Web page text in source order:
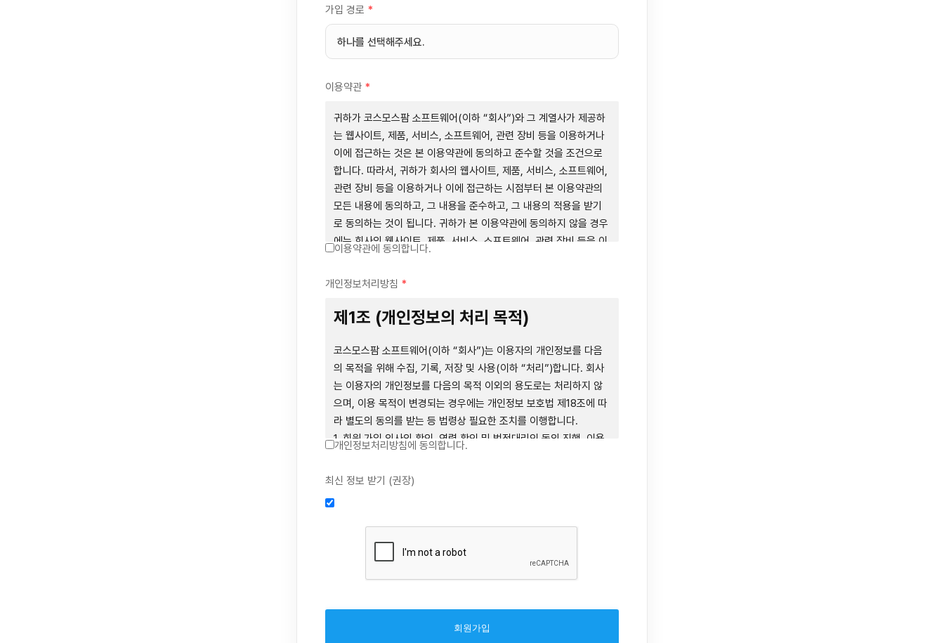
가입 경로 *
이용약관 *
귀하가 코스모스팜 소프트웨어(이하 “회사”)와 그 계열사가 제공하
는 웹사이트, 제품, 서비스, 소프트웨어, 관련 장비 등을 이용하거나
이에 접근하는 것은 본 이용약관에 동의하고 준수할 것을 조건으로
합니다. 따라서, 귀하가 회사의 웹사이트, 제품, 서비스, 소프트웨어,
관련 장비 등을 이용하거나 이에 접근하는 시점부터 본 이용약관의
모든 내용에 동의하고, 그 내용을 준수하고, 그 내용의 적용을 받기
로 동의하는 것이 됩니다. 귀하가 본 이용약관에 동의하지 않을 경우
에는 회사의 웹사이트, 제품, 서비스, 소프트웨어, 관련 장비 등을 이
서비스 사용 전에 본 이용약관의 내용을 주의 깊게 읽으시기 바랍니
제1장 총칙
제1조 (목적)
본 약관은 코스모스팜 소프트웨어(이하 “회사”)가 데스크톱용, 랩탑
을 통하여 제공하는 "사이드톡" 서비스와 관련하여 회사와 이용자
간의 권리와 의무, 책임사항 및 이용자의 서비스 이용절차 등 회사와
제2조 (용어의 정의)
① 본 약관에서 사용하는 용어의 정의는 다음과 같습니다.
1. 서비스: 회사가 본 약관에 따라 데스크톱용, 랩탑용, 모바일용 어
이용약관에 동의합니다.
개인정보처리방침 *
제1조 (개인정보의 처리 목적)
코스모스팜 소프트웨어(이하 “회사”)는 이용자의 개인정보를 다음
의 목적을 위해 수집, 기록, 저장 및 사용(이하 “처리”)합니다. 회사
는 이용자의 개인정보를 다음의 목적 이외의 용도로는 처리하지 않
으며, 이용 목적이 변경되는 경우에는 개인정보 보호법 제18조에 따
라 별도의 동의를 받는 등 법령상 필요한 조치를 이행합니다.
1. 회원 가입 의사의 확인, 연령 확인 및 법정대리인 동의 진행, 이용
2. 약관 위반 행위 등을 포함하여 서비스의 원활한 운영에 지장을 주
항 전달, 분쟁조정을 위한 기록 보존, 민원처리 등 이용자 보호 및 서
비스 운영
3. 서비스 이용기록과 접속 빈도 분석, 서비스 이용에 대한 통계, 서
비스 분석 및 통계에 따른 맞춤 서비스 제공 및 광고 게재 등
4. 콘텐츠 등 기존 서비스 제공(광고 포함)에 더하여, 인구통계학적
제공 등 신규 서비스 요소의 발굴 및 기존 서비스 개선
개인정보처리방침에 동의합니다.
최신 정보 받기 (권장)